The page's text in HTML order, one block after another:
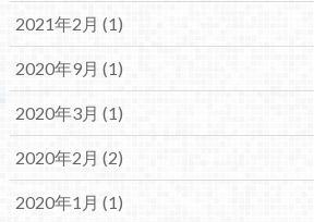
2021年2月 (1)
2020年9月 (1)
2020年3月 (1)
2020年2月 (2)
2020年1月 (1)